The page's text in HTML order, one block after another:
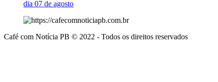
dia 07 de agosto
Café com Notícia PB © 2022 - Todos os direitos reservados